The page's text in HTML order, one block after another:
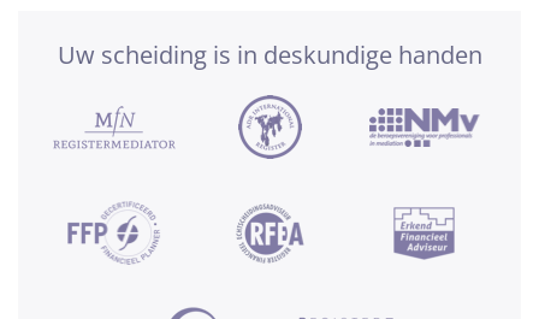
Uw scheiding is in deskundige handen